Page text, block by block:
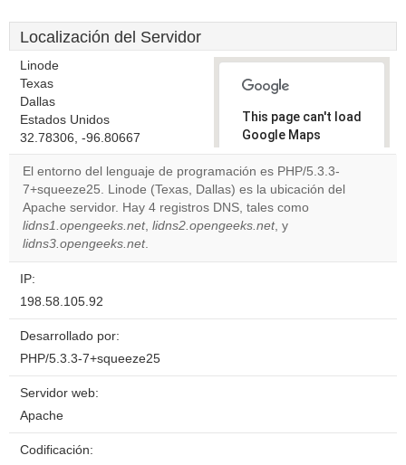
Localización del Servidor
Linode
Texas
Dallas
Estados Unidos
32.78306, -96.80667
This page can't load
Google Maps
correctly.
Do you
own this
website?
El entorno del lenguaje de programación es PHP/5.3.3-
7+squeeze25. Linode (Texas, Dallas) es la ubicación del
Apache servidor. Hay 4 registros DNS, tales como
lidns1.opengeeks.net, lidns2.opengeeks.net, y
lidns3.opengeeks.net.
IP:
198.58.105.92
Desarrollado por:
PHP/5.3.3-7+squeeze25
Servidor web:
Apache
Codificación: